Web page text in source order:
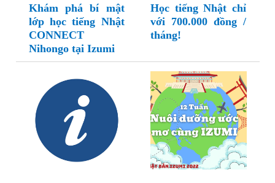
Khám phá bí mật
lớp học tiếng Nhật
CONNECT
Nihongo tại Izumi
Học tiếng Nhật chỉ
với 700.000 đồng /
tháng!